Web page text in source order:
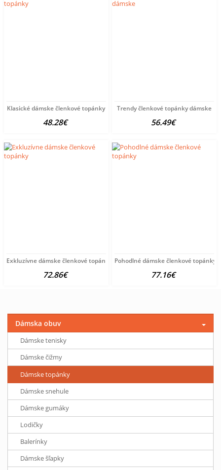
Klasické dámske členkové topánky
48.28€
Trendy členkové topánky dámske
56.49€
Exkluzívne dámske členkové topánky
72.86€
Pohodlné dámske členkové topánky
77.16€
Dámska obuv
Dámske tenisky
Dámske čižmy
Dámske topánky
Dámske snehule
Dámske gumáky
Lodičky
Balerínky
Dámske šľapky